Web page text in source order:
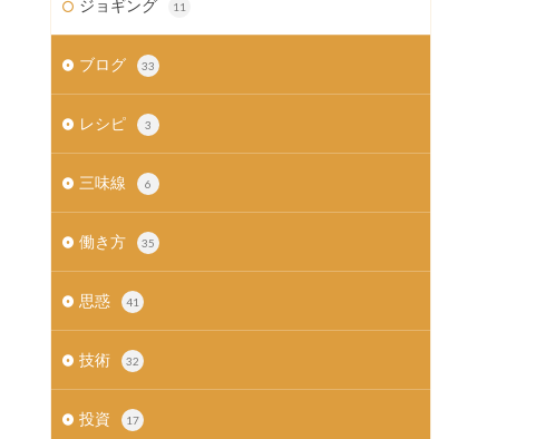
ジョギング 11
ブログ 33
レシピ 3
三味線 6
働き方 35
思惑 41
技術 32
投資 17